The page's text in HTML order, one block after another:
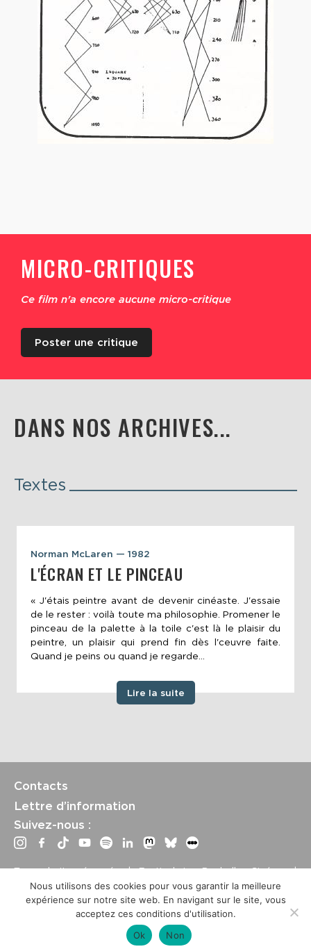
MICRO-CRITIQUES
Ce film n'a encore aucune micro-critique
Poster une critique
DANS NOS ARCHIVES...
Textes
Norman McLaren — 1982
L'ÉCRAN ET LE PINCEAU
« J'étais peintre avant de devenir cinéaste. J'essaie
de le rester : voilà toute ma philosophie. Promener le
pinceau de la palette à la toile c'est là le plaisir du
peintre, un plaisir qui prend fin dès l'ceuvre faite.
Quand je peins ou quand je regarde...
Lire la suite
Contacts
Lettre d’information
Suivez-nous :
Tous droits réservés | Festival La Rochelle Cinéma |
International Film Festival – Mentions légales –Conditions
générales de vente
Crédits site : Marine Breton, design ;Etienne Delcambre,
développement et mise à jour
Nous utilisons des cookies pour vous garantir la meilleure
expérience sur notre site web. En navigant sur le site, vous
acceptez ces conditions d'utilisation.
Ok
Non